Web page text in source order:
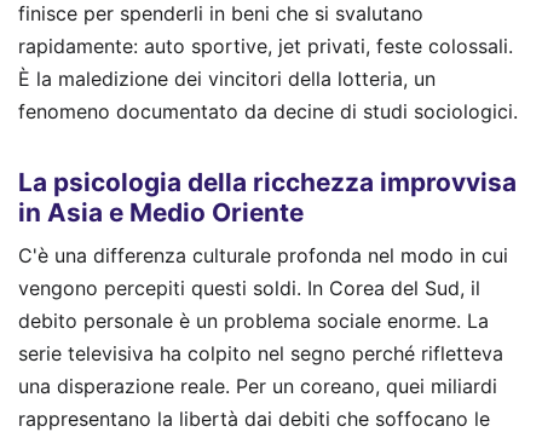
finisce per spenderli in beni che si svalutano
rapidamente: auto sportive, jet privati, feste colossali.
È la maledizione dei vincitori della lotteria, un
fenomeno documentato da decine di studi sociologici.
La psicologia della ricchezza improvvisa
in Asia e Medio Oriente
C'è una differenza culturale profonda nel modo in cui
vengono percepiti questi soldi. In Corea del Sud, il
debito personale è un problema sociale enorme. La
serie televisiva ha colpito nel segno perché rifletteva
una disperazione reale. Per un coreano, quei miliardi
rappresentano la libertà dai debiti che soffocano le